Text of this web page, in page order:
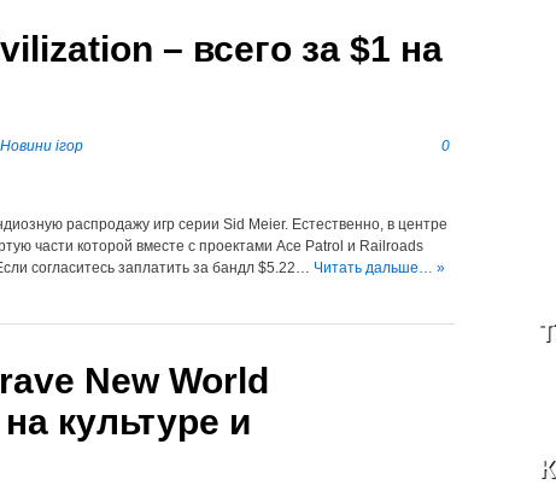
– всего за $1 на
Новини ігор 0
распродажу игр серии Sid Meier. Естественно, в центре
части которой вместе с проектами Ace Patrol и Railroads
согласитесь заплатить за бандл $5.22… Читать дальше… »
New World
культуре и